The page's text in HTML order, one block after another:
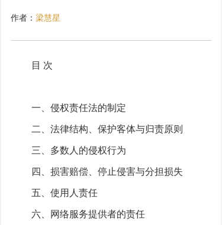
作者： 梁慧星
目 次
一、侵权责任法的制定
二、法律结构、保护客体与归责原则
三、多数人的侵权行为
四、损害赔偿、停止侵害与分担损失
五、使用人责任
六、网络服务提供者的责任